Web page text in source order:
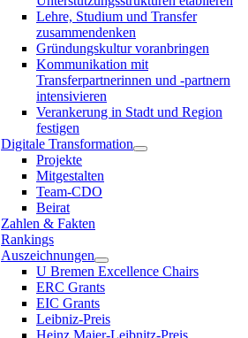
Lehre, Studium und Transfer
zusammendenken
Gründungskultur voranbringen
Kommunikation mit
Transferpartnerinnen und -partnern
intensivieren
Verankerung in Stadt und Region
festigen
Digitale Transformation
Projekte
Mitgestalten
Team-CDO
Beirat
Zahlen & Fakten
Rankings
Auszeichnungen
U Bremen Excellence Chairs
ERC Grants
EIC Grants
Leibniz-Preis
Heinz Maier-Leibnitz-Preis